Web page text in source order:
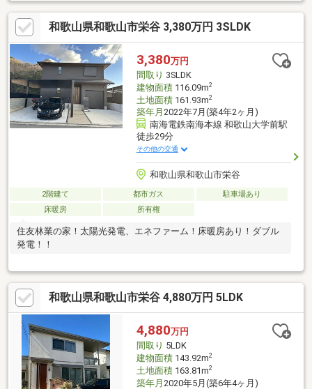
和歌山県和歌山市栄谷 3,380万円 3SLDK
3,380万円
間取り 3SLDK
建物面積116.09m2
土地面積161.93m2
築年月 2022年7月(築4年2ヶ月)
南海電鉄南海本線 和歌山大学前駅
徒歩29分
その他の交通
和歌山県和歌山市栄谷
2階建て 都市ガス
駐車場あり
床暖房
所有権
住友林業の家！太陽光発電、エネファーム！床暖房あり！ダブル
発電！！
和歌山県和歌山市栄谷 4,880万円 5LDK
4,880万円
間取り 5LDK
建物面積143.92m2
土地面積163.81m2
築年月 2020年5月(築6年4ヶ月)